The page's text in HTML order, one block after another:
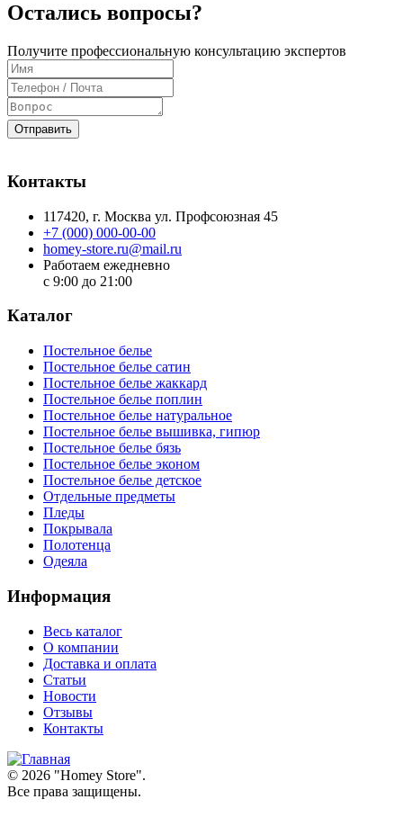
Остались вопросы?
Получите профессиональную консультацию экспертов
Отправить
Контакты
117420, г. Москва ул. Профсоюзная 45
+7 (000) 000-00-00
homey-store.ru@mail.ru
Работаем ежедневно
с 9:00 до 21:00
Каталог
Постельное белье
Постельное белье сатин
Постельное белье жаккард
Постельное белье поплин
Постельное белье натуральное
Постельное белье вышивка, гипюр
Постельное белье бязь
Постельное белье эконом
Постельное белье детское
Отдельные предметы
Пледы
Покрывала
Полотенца
Одеяла
Информация
Весь каталог
О компании
Доставка и оплата
Статьи
Новости
Отзывы
Контакты
© 2026 "Homey Store".
Все права защищены.